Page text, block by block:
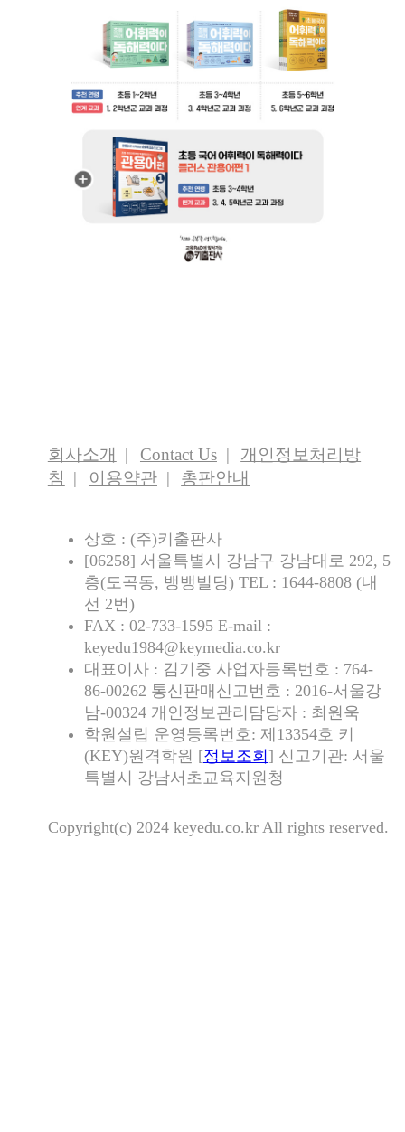
회사소개 Contact Us
개인정보처리방
침
이용약관 총판안내
상호 : (주)키출판사
[06258] 서울특별시 강남구 강남대로 292, 5
층(도곡동, 뱅뱅빌딩) TEL : 1644-8808 (내
선 2번)
FAX : 02-733-1595 E-mail :
keyedu1984@keymedia.co.kr
대표이사 : 김기중 사업자등록번호 : 764-
86-00262 통신판매신고번호 : 2016-서울강
남-00324 개인정보관리담당자 : 최원욱
학원설립 운영등록번호: 제13354호 키
(KEY)원격학원 [정보조회 ] 신고기관: 서울
특별시 강남서초교육지원청
Copyright(c) 2024 keyedu.co.kr All rights reserved.